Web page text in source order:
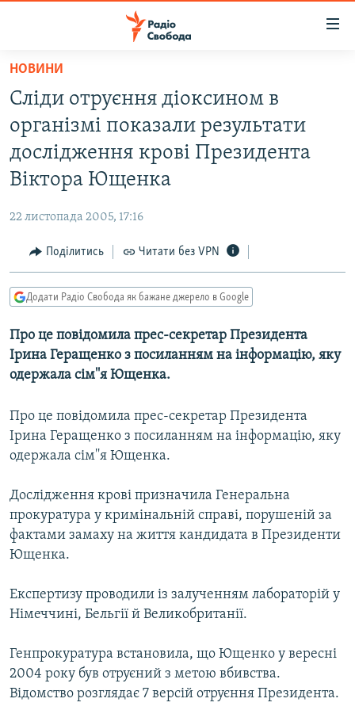
Перейти
основного
матеріалу
Перейти
до
основної
Перейти
пошуку
ВСЕ ЗА ДОБУ
СТАТТІ
КУЛЬТУРА
СПОРТ
СВІТ
ВІЙНА
ДОНБАС.РЕАЛІЇ
КРИМ.РЕАЛІЇ
ТИ ЯК?
КИТАЙ.ВИКЛИКИ
МУЛЬТИМЕДІА
СПЕЦПРОЄКТИ
ПОДКАСТИ
КРИМ РЕАЛІЇ
РУС
УКР
ДОЛУЧАЙСЯ!
НОВИНИ
Сліди отруєння діоксином в
організмі показали результати
дослідження крові Президента
Віктора Ющенка
22 листопада 2005, 17:16
Поділитись Читати без VPN
Додати Радіо Свобода як бажане джерело в Google
Про це повідомила прес-секретар Президента
Ірина Геращенко з посиланням на інформацію, яку
одержала сім''я Ющенка.
Про це повідомила прес-секретар Президента
Ірина Геращенко з посиланням на інформацію, яку
одержала сім''я Ющенка.
Дослідження крові призначила Генеральна
прокуратура у кримінальній справі, порушеній за
фактами замаху на життя кандидата в Президенти
Ющенка.
Експертизу проводили із залученням лабораторій у
Німеччині, Бельгії й Великобританії.
Генпрокуратура встановила, що Ющенко у вересні
2004 року був отруєний з метою вбивства.
Відомство розглядає 7 версій отруєння Президента.